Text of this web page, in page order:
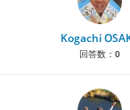
Kogachi
回答数： 0